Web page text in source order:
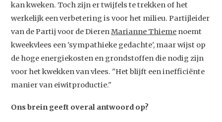
kan kweken. Toch zijn er twijfels te trekken of het
werkelijk een verbetering is voor het milieu. Partijleider
van de Partij voor de DierenMarianne Thieme noemt
kweekvlees een 'sympathieke gedachte', maar wijst op
de hoge energiekosten en grondstoffen die nodig zijn
voor het kwekken van vlees. "Het blijft een inefficiënte
manier van eiwitproductie."
Ons brein geeft overal antwoord op?